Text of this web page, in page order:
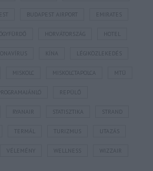
BUDAPEST AIRPORT EMIRATES
HORVÁTORSZÁG HOTEL
LÉGIKÖZLEKEDÉS
MISKOLCTAPOLCA MTÜ
STATISZTIKA STRAND
TERMÁL TURIZMUS UTAZÁS
WIZZAIR